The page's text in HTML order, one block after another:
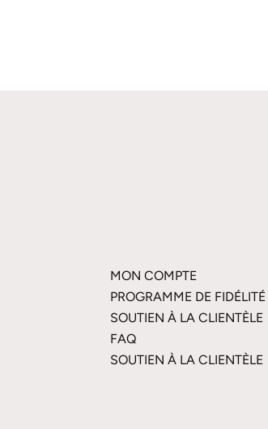
MON COMPTE
PROGRAMME DE FIDÉLITÉ
SOUTIEN À LA CLIENTÈLE
FAQ
SOUTIEN À LA CLIENTÈLE